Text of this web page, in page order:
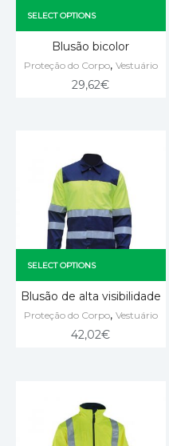
SELECT OPTIONS
Blusão bicolor
Proteção do Corpo, Vestuário
29,62€
SELECT OPTIONS
Blusão de alta visibilidade
Proteção do Corpo, Vestuário
42,02€